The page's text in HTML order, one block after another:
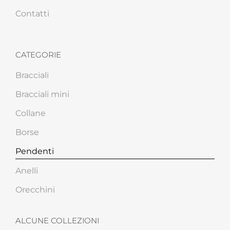
Contatti
CATEGORIE
Bracciali
Bracciali mini
Collane
Borse
Pendenti
Anelli
Orecchini
ALCUNE COLLEZIONI